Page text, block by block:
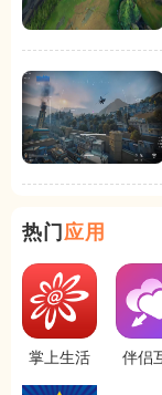
热门 应用
掌上生活 伴侣